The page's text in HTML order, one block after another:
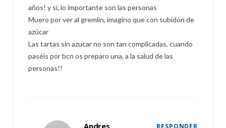
años! y sí, lo importante son las personas
Muero por ver al gremlin, imagino que con subidón de
azúcar
Las tartas sin azucar no son tan complicadas, cuando
paséis por bcn os preparo una, a la salud de las
personas!!
Andres RESPONDER